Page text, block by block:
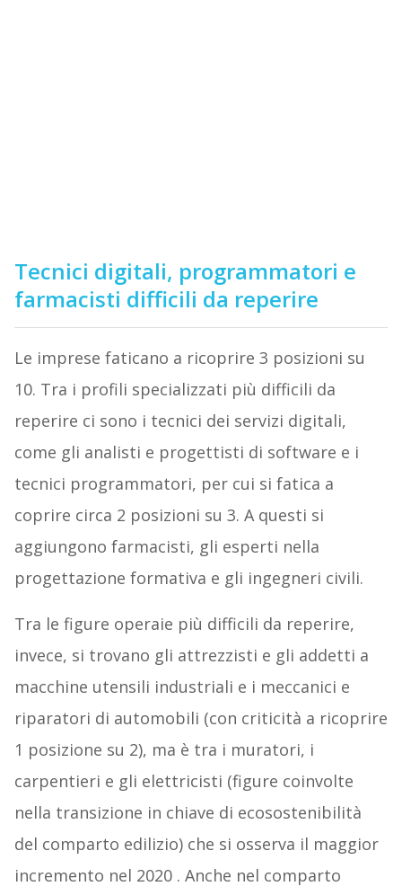
Tecnici digitali, programmatori e
farmacisti difficili da reperire
Le imprese faticano a ricoprire 3 posizioni su
10. Tra i profili specializzati più difficili da
reperire ci sono i tecnici dei servizi digitali,
come gli analisti e progettisti di software e i
tecnici programmatori, per cui si fatica a
coprire circa 2 posizioni su 3. A questi si
aggiungono farmacisti, gli esperti nella
progettazione formativa e gli ingegneri civili.
Tra le figure operaie più difficili da reperire,
invece, si trovano gli attrezzisti e gli addetti a
macchine utensili industriali e i meccanici e
riparatori di automobili (con criticità a ricoprire
1 posizione su 2), ma è tra i muratori, i
carpentieri e gli elettricisti (figure coinvolte
nella transizione in chiave di ecosostenibilità
del comparto edilizio) che si osserva il maggior
incremento nel 2020 . Anche nel comparto